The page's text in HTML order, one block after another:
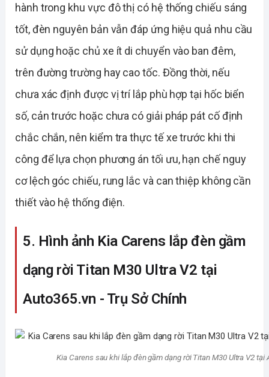
hành trong khu vực đô thị có hệ thống chiếu sáng
tốt, đèn nguyên bản vẫn đáp ứng hiệu quả nhu cầu
sử dụng hoặc chủ xe ít di chuyển vào ban đêm,
trên đường trường hay cao tốc. Đồng thời, nếu
chưa xác định được vị trí lắp phù hợp tại hốc biển
số, cản trước hoặc chưa có giải pháp pát cố định
chắc chắn, nên kiểm tra thực tế xe trước khi thi
công để lựa chọn phương án tối ưu, hạn chế nguy
cơ lệch góc chiếu, rung lắc và can thiệp không cần
thiết vào hệ thống điện.
5. Hình ảnh Kia Carens lắp đèn gầm
dạng rời Titan M30 Ultra V2 tại
Auto365.vn - Trụ Sở Chính
Kia Carens sau khi lắp đèn gầm dạng rời Titan M30 Ultra V2